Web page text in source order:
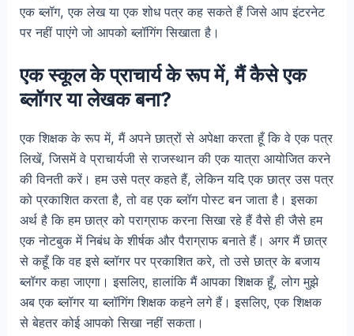
एक ब्लॉग, एक लेख या एक शोध पत्र कह सकते हैं जिसे आप इंटरनेट
पर नहीं पाएंगे जो आपको ब्लॉगिंग सिखाता है।
एक स्कूल के प्राचार्य के रूप में, मैं कैसे एक
ब्लॉगर या लेखक बना?
एक शिक्षक के रूप में, मैं अपने छात्रों से अपेक्षा करता हूँ कि वे एक पत्र
लिखें, जिसमें वे प्राचार्यजी से राजस्थान की एक यात्रा आयोजित करने
की विनती करें। हम उसे पत्र कहते हैं, लेकिन यदि एक छात्र उस पत्र
को प्रकाशित करता है, तो वह एक ब्लॉग पोस्ट बन जाता है। इसका
अर्थ है कि हम छात्र को पराग्राफ करना सिखा रहे हैं वैसे ही जैसे हम
एक नोटबुक में निबंध के शीर्षक और पैराग्राफ बनाते हैं। अगर मैं छात्र
से कहूँ कि वह इसे ब्लॉगर पर प्रकाशित करे, तो उसे छात्र के बजाय
ब्लॉगर कहा जाएगा। इसलिए, हालांकि मैं आपका शिक्षक हूँ, लोग मुझे
अब एक ब्लॉगर या ब्लॉगिंग शिक्षक कहने लगे हैं। इसलिए, एक शिक्षक
से बेहतर कोई आपको सिखा नहीं सकता।